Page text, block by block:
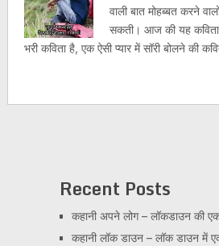
वाली बात मोहब्बत करने
सकती। आज की यह कविता
भरी कविता है, एक ऐसी प्यार में सॉरी बोलने की
Recent Posts
कहानी अपने लोग – लॉकडाउन की एक
कहानी लॉक डाउन – लॉक डाउन में